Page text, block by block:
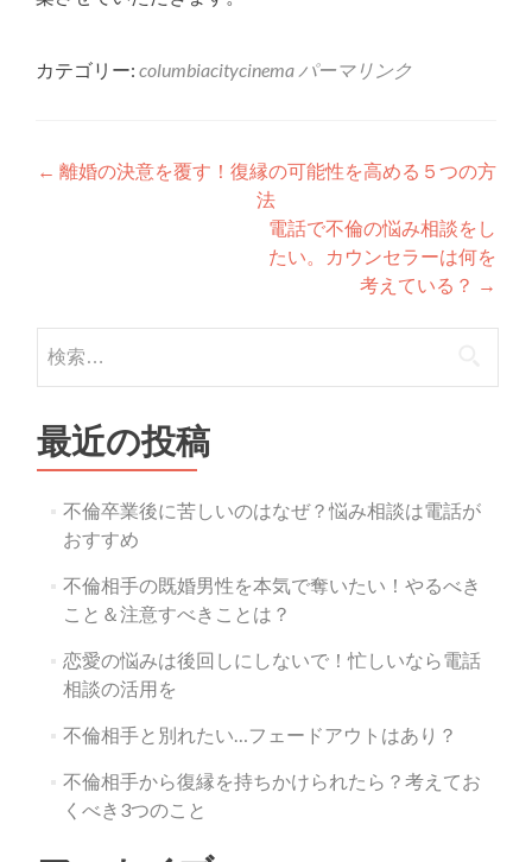
カテゴリー: columbiacitycinema パーマリンク
投稿ナビゲーション
← 離婚の決意を覆す！復縁の可能性を高める５つの方
法
電話で不倫の悩み相談をし
たい。カウンセラーは何を
考えている？ →
検索:
最近の投稿
不倫卒業後に苦しいのはなぜ？悩み相談は電話が
おすすめ
不倫相手の既婚男性を本気で奪いたい！やるべき
こと＆注意すべきことは？
恋愛の悩みは後回しにしないで！忙しいなら電話
相談の活用を
不倫相手と別れたい…フェードアウトはあり？
不倫相手から復縁を持ちかけられたら？考えてお
くべき3つのこと